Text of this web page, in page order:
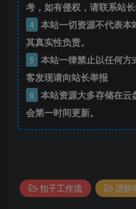
考，如有侵权，请联系站
4 本站一切资源不代表本
其真实性负责。
5 本站一律禁止以任何方
客发现请向站长举报
6 本站资源大多存储在云
会第一时间更新。
扣子工作流 进阶